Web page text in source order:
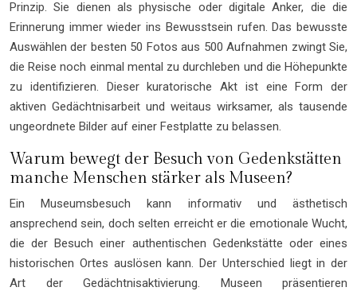
Prinzip. Sie dienen als physische oder digitale Anker, die die
Erinnerung immer wieder ins Bewusstsein rufen. Das bewusste
Auswählen der besten 50 Fotos aus 500 Aufnahmen zwingt Sie,
die Reise noch einmal mental zu durchleben und die Höhepunkte
zu identifizieren. Dieser kuratorische Akt ist eine Form der
aktiven Gedächtnisarbeit und weitaus wirksamer, als tausende
ungeordnete Bilder auf einer Festplatte zu belassen.
Warum bewegt der Besuch von Gedenkstätten
manche Menschen stärker als Museen?
Ein Museumsbesuch kann informativ und ästhetisch
ansprechend sein, doch selten erreicht er die emotionale Wucht,
die der Besuch einer authentischen Gedenkstätte oder eines
historischen Ortes auslösen kann. Der Unterschied liegt in der
Art der Gedächtnisaktivierung. Museen präsentieren